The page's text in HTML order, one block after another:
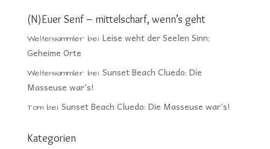
(N)Euer Senf – mittelscharf, wenn’s geht
Weltensammlerbei Leise weht der Seelen Sinn:
Geheime Orte
Weltensammlerbei Sunset Beach Cluedo: Die
Masseuse war’s!
Tombei Sunset Beach Cluedo: Die Masseuse war’s!
Kategorien